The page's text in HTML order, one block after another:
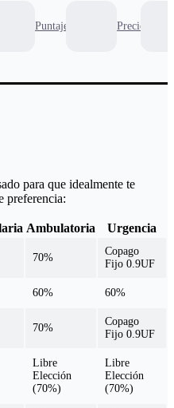
Puntaje Precio
para que idealmente te
preferencia:
Ambulatoria Urgencia
70%
Copago
Fijo 0.9UF
60% 60%
70%
Copago
Fijo 0.9UF
Libre
Elección
(70%)
Libre
Elección
(70%)